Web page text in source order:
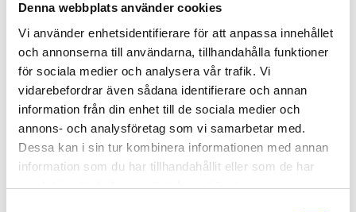
Denna webbplats använder cookies
Vi använder enhetsidentifierare för att anpassa innehållet
och annonserna till användarna, tillhandahålla funktioner
för sociala medier och analysera vår trafik. Vi
vidarebefordrar även sådana identifierare och annan
information från din enhet till de sociala medier och
annons- och analysföretag som vi samarbetar med.
Dessa kan i sin tur kombinera informationen med annan
information som du har tillhandahållit eller som de har
samlat in när du har använt deras tjänster.